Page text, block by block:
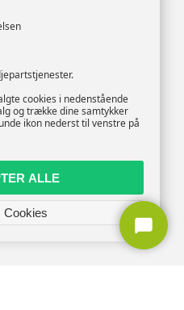
cookies i nedenstående
og trække dine samtykker
ikon nederst til venstre på
ALLE
Cookies